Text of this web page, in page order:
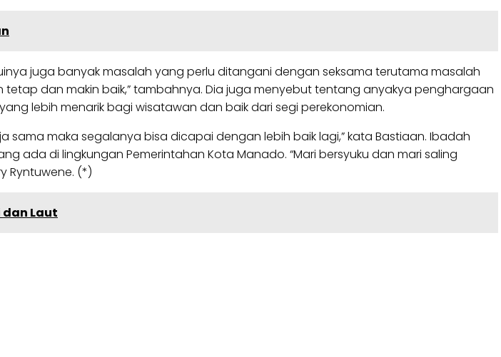
juga banyak masalah yang perlu ditangani dengan seksama terutama masalah
tetap dan makin baik,” tambahnya. Dia juga menyebut tentang anyakya penghargaan
lebih menarik bagi wisatawan dan baik dari segi perekonomian.
sama maka segalanya bisa dicapai dengan lebih baik lagi,” kata Bastiaan. Ibadah
ada di lingkungan Pemerintahan Kota Manado. “Mari bersyuku dan mari saling
Ryntuwene. (*)
dan Laut